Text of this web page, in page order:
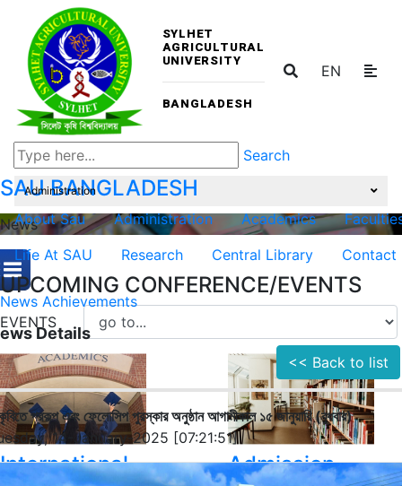
SYLHET
AGRICULTURAL
UNIVERSITY
BANGLADESH
EN
Search
SAUBANGLADESH
About Sau Administration Academics
Life At SAU
Research Central Library Contact
UPCOMING CONFERENCE/EVENTS
EVENTS
International
Admission
Administration
News
News Achievements
Details
<< Back to list
প্রকল্প এবং ফেলোসিপ পুরস্কার অনুষ্ঠান আগামীকাল ১৫ জানুয়ারি (বুধবার)
14-January-2025 [07:21:51]